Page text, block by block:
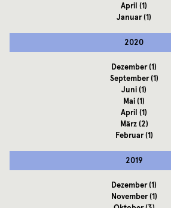
April (1)
Januar(1)
2020
Dezember(1)
September(1)
Juni(1)
Mai(1)
April (1)
März(2)
Februar(1)
2019
Dezember(1)
November(1)